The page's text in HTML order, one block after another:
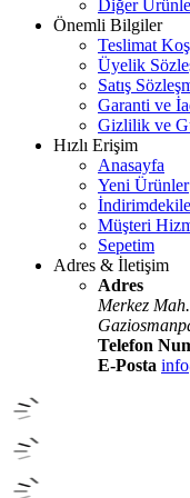
Diğer
Önemli Bilgiler
Teslimat
Üyelik
Satış
Garanti ve
Gizlilik ve
Hızlı Erişim
Anasayfa
Yeni Ürünler
Müşteri
Sepetim
Adres & İletişim
Adres
Merkez
Telefon
E-Posta